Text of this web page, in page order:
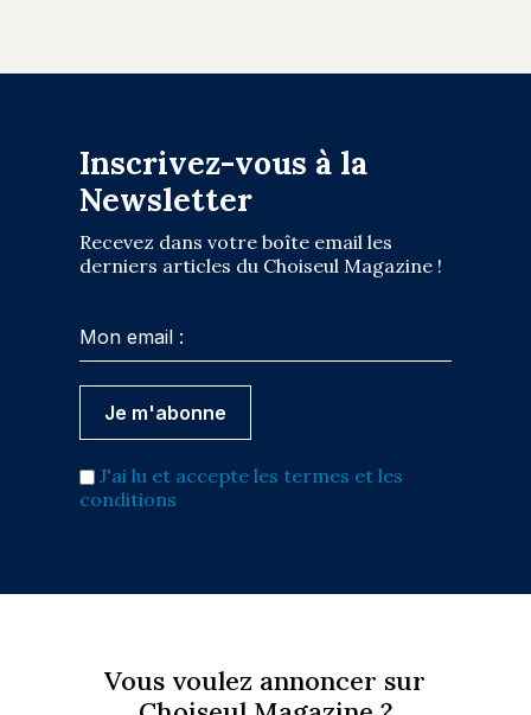
Inscrivez-vous à la
Newsletter
Recevez dans votre boîte email les
derniers articles du Choiseul Magazine !
J'ai lu et accepte les termes et les
conditions
Vous voulez annoncer sur